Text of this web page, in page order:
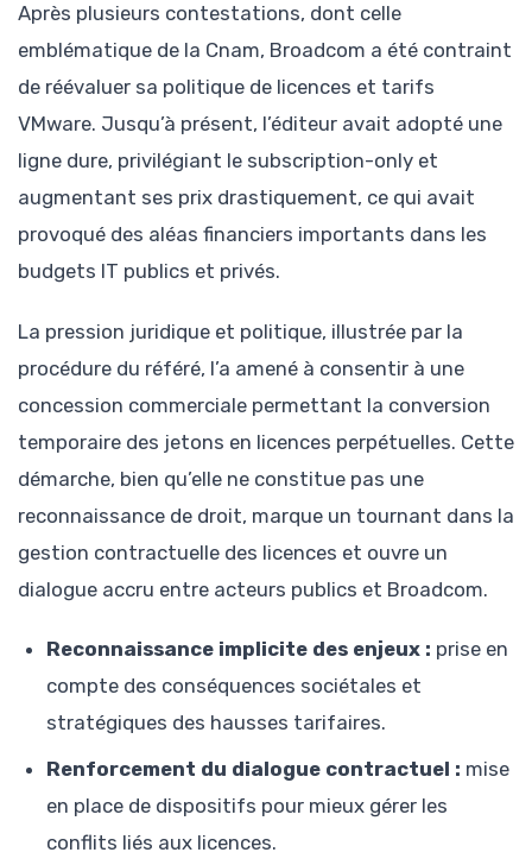
Après plusieurs contestations, dont celle
emblématique de la Cnam, Broadcom a été contraint
de réévaluer sa politique de licences et tarifs
VMware. Jusqu’à présent, l’éditeur avait adopté une
ligne dure, privilégiant le subscription-only et
augmentant ses prix drastiquement, ce qui avait
provoqué des aléas financiers importants dans les
budgets IT publics et privés.
La pression juridique et politique, illustrée par la
procédure du référé, l’a amené à consentir à une
concession commerciale permettant la conversion
temporaire des jetons en licences perpétuelles. Cette
démarche, bien qu’elle ne constitue pas une
reconnaissance de droit, marque un tournant dans la
gestion contractuelle des licences et ouvre un
dialogue accru entre acteurs publics et Broadcom.
Reconnaissance implicite des enjeux : prise en
compte des conséquences sociétales et
stratégiques des hausses tarifaires.
Renforcement du dialogue contractuel : mise
en place de dispositifs pour mieux gérer les
conflits liés aux licences.